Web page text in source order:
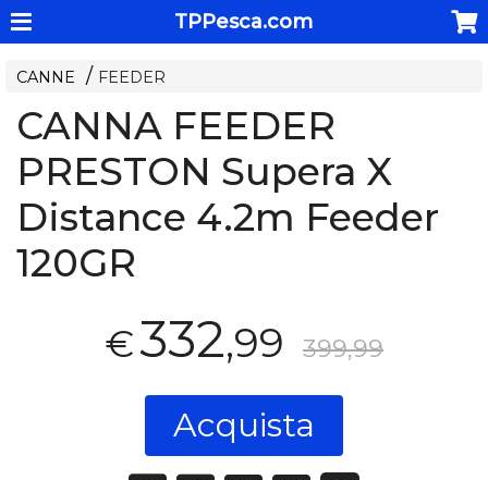
TPPesca.com
CANNE FEEDER
CANNA FEEDER
PRESTON Supera X
Distance 4.2m Feeder
120GR
€332,99 399,99
Acquista